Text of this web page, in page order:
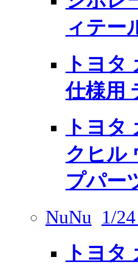
ィテー
トヨタ
仕様用
トヨ
クヒル
プパー
NuNu 1/
トヨタ